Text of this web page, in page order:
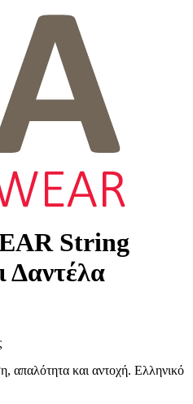
String
Δαντέλα
απαλότητα και αντοχή. Ελληνικό